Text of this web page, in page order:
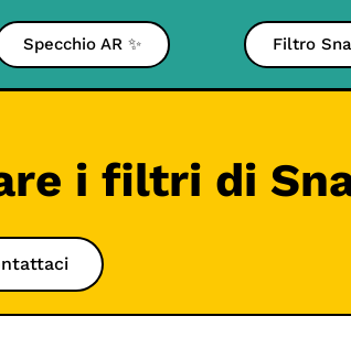
Specchio AR ✨ Filtro
i filtri di